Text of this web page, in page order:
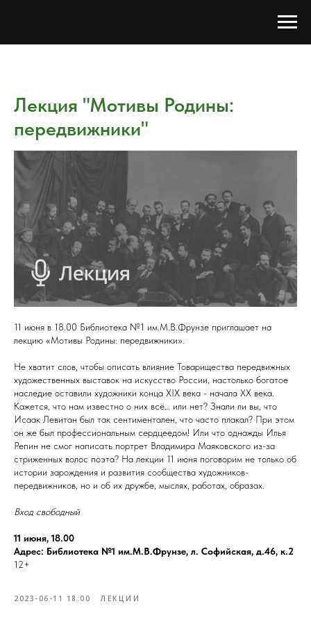
Лекция "Мотивы Родины:
передвижники"
11 июня в 18.00 Библиотека №1 им.М.В.Фрунзе приглашает на
лекцию «Мотивы Родины: передвижники».
Не хватит слов, чтобы описать влияние Товарищества передвижных
художественных выставок на искусство России, настолько богатое
наследие оставили художники конца XIX века - начала XX века.
Кажется, что нам известно о них всё… или нет? Знали ли вы, что
Исаак Левитан был так сентиментален, что часто плакал? При этом
он же был профессиональным сердцеедом! Или что однажды Илья
Репин не смог написать портрет Владимира Маяковского из-за
стриженных волос поэта? На лекции 11 июня поговорим не только об
истории зарождения и развития сообщества художников-
передвижников, но и об их дружбе, мыслях, работах, образах.
Вход свободный
11 июня, 18.00
Адрес: Библиотека №1 им.М.В.Фрунзе, л. Софийская, д.46, к.2
12+
2023-06-11 18:00 ЛЕКЦИИ